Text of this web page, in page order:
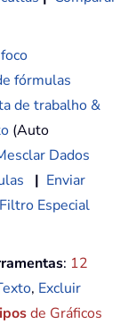
fórmulas
de trabalho &
(Auto
Dados
| Enviar
Filtro Especial
: 12
, Excluir
de Gráficos